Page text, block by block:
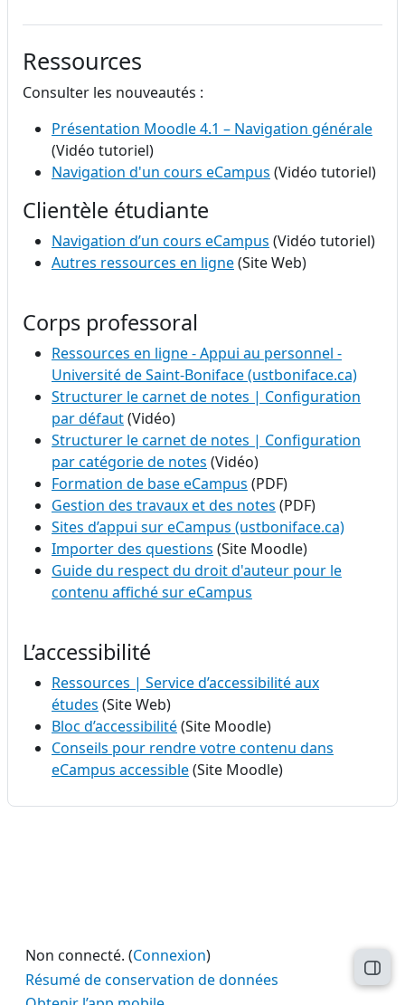
Ressources
Consulter les nouveautés :
Présentation Moodle 4.1 – Navigation générale
(Vidéo tutoriel)
Navigation d'un cours eCampus (Vidéo tutoriel)
Clientèle étudiante
Navigation d’un cours eCampus (Vidéo tutoriel)
Autres ressources en ligne(Site Web)
Corps professoral
Ressources en ligne - Appui au personnel -
Université de Saint-Boniface (ustboniface.ca)
Structurer le carnet de notes | Configuration
par défaut(Vidéo)
Structurer le carnet de notes | Configuration
par catégorie de notes (Vidéo)
Formation de base eCampus (PDF)
Gestion des travaux et des notes (PDF)
Sites d’appui sur eCampus (ustboniface.ca)
Importer des questions (Site Moodle)
Guide du respect du droit d'auteur pour le
contenu affiché sur eCampus
L’accessibilité
Ressources | Service d’accessibilité aux
études (Site Web)
Bloc d’accessibilité(Site Moodle)
Conseils pour rendre votre contenu dans
eCampus accessible(Site Moodle)
Non connecté. (Connexion)
Résumé de conservation de données